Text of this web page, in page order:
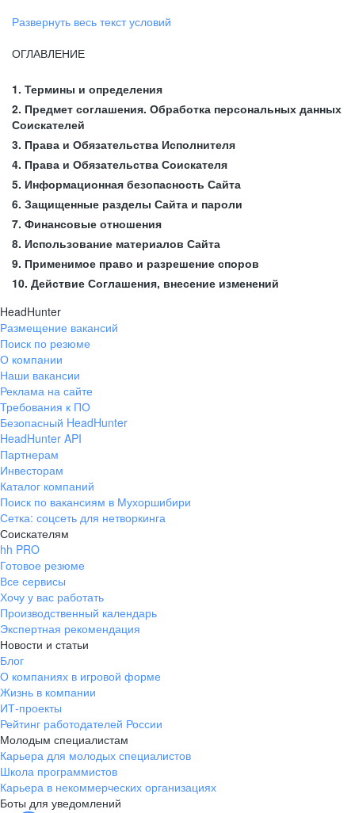
Развернуть весь текст условий
ОГЛАВЛЕНИЕ
1. Термины и определения
2. Предмет соглашения. Обработка персональных данных
Соискателей
3. Права и Обязательства Исполнителя
4. Права и Обязательства Соискателя
5. Информационная безопасность Сайта
6. Защищенные разделы Сайта и пароли
7. Финансовые отношения
8. Использование материалов Сайта
9. Применимое право и разрешение споров
10. Действие Соглашения, внесение изменений
HeadHunter
Размещение вакансий
Поиск по резюме
О компании
Наши вакансии
Реклама на сайте
Требования к ПО
Безопасный HeadHunter
HeadHunter API
Партнерам
Инвесторам
Каталог компаний
Поиск по вакансиям в Мухоршибири
Сетка: соцсеть для нетворкинга
Соискателям
hh PRO
Готовое резюме
Все сервисы
Хочу у вас работать
Производственный календарь
Экспертная рекомендация
Новости и статьи
Блог
О компаниях в игровой форме
Жизнь в компании
ИТ-проекты
Рейтинг работодателей России
Молодым специалистам
Карьера для молодых специалистов
Школа программистов
Карьера в некоммерческих организациях
Боты для уведомлений